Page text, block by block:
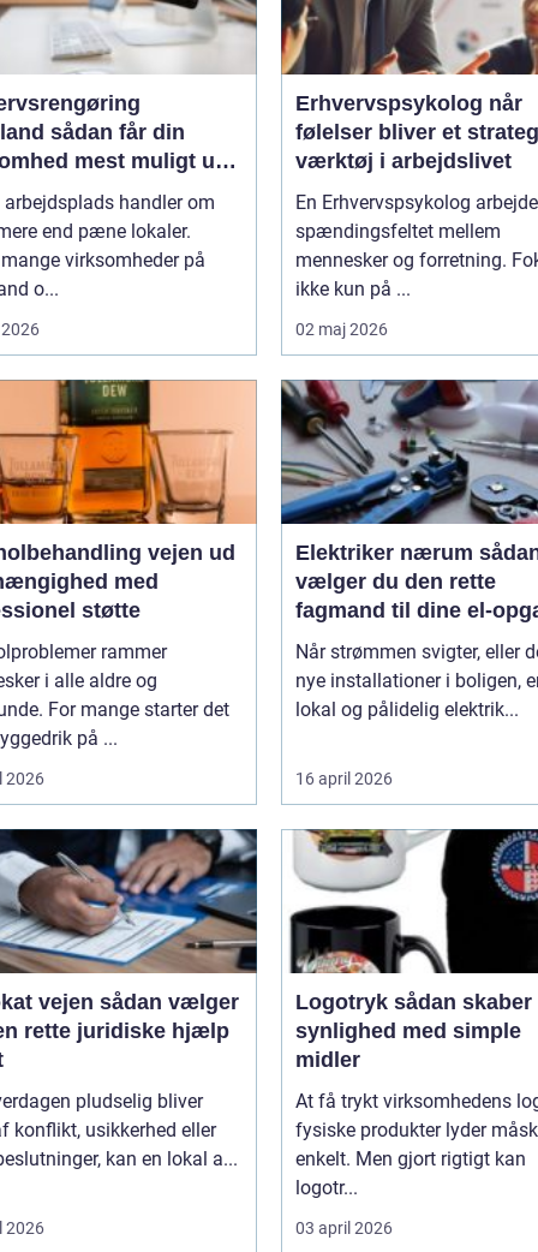
får din
mest muligt ud
arbejdsplads handler om
end pæne lokaler.
virksomheder på
o...
Erhvervspsykolog når
følelser bliver et
værktøj i arbejdslivet
En Erhvervspsykolog
spændingsfeltet mellem
mennesker og forretning.
ikke kun på ...
02 maj 2026
vejen ud
med
støtte
rammer
i alle aldre og
For mange starter det
på ...
2026
Elektriker nærum sådan
vælger du den rette
fagmand til dine el-
Når strømmen svigter, eller
nye installationer i boligen,
lokal og pålidelig elektrik...
16 april 2026
sådan vælger
rette juridiske hjælp
pludselig bliver
konflikt, usikkerhed eller
kan en lokal a...
2026
Logotryk sådan skaber du
synlighed med simple
midler
At få trykt virksomhedens
fysiske produkter lyder
enkelt. Men gjort rigtigt kan
logotr...
03 april 2026